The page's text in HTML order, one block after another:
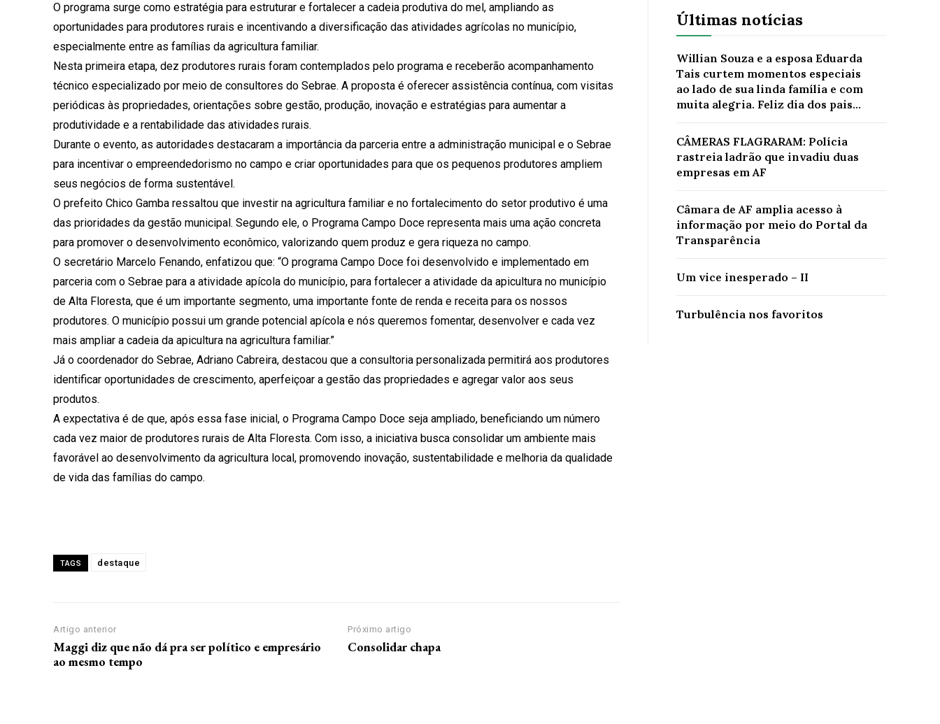
O programa surge como estratégia para estruturar e fortalecer a cadeia produtiva do mel, ampliando as
oportunidades para produtores rurais e incentivando a diversificação das atividades agrícolas no município,
especialmente entre as famílias da agricultura familiar.
Nesta primeira etapa, dez produtores rurais foram contemplados pelo programa e receberão acompanhamento
técnico especializado por meio de consultores do Sebrae. A proposta é oferecer assistência contínua, com visitas
periódicas às propriedades, orientações sobre gestão, produção, inovação e estratégias para aumentar a
produtividade e a rentabilidade das atividades rurais.
Durante o evento, as autoridades destacaram a importância da parceria entre a administração municipal e o Sebrae
para incentivar o empreendedorismo no campo e criar oportunidades para que os pequenos produtores ampliem
seus negócios de forma sustentável.
O prefeito Chico Gamba ressaltou que investir na agricultura familiar e no fortalecimento do setor produtivo é uma
das prioridades da gestão municipal. Segundo ele, o Programa Campo Doce representa mais uma ação concreta
para promover o desenvolvimento econômico, valorizando quem produz e gera riqueza no campo.
O secretário Marcelo Fenando, enfatizou que: “O programa Campo Doce foi desenvolvido e implementado em
parceria com o Sebrae para a atividade apícola do município, para fortalecer a atividade da apicultura no município
de Alta Floresta, que é um importante segmento, uma importante fonte de renda e receita para os nossos
produtores. O município possui um grande potencial apícola e nós queremos fomentar, desenvolver e cada vez
mais ampliar a cadeia da apicultura na agricultura familiar.”
Já o coordenador do Sebrae, Adriano Cabreira, destacou que a consultoria personalizada permitirá aos produtores
identificar oportunidades de crescimento, aperfeiçoar a gestão das propriedades e agregar valor aos seus
produtos.
A expectativa é de que, após essa fase inicial, o Programa Campo Doce seja ampliado, beneficiando um número
cada vez maior de produtores rurais de Alta Floresta. Com isso, a iniciativa busca consolidar um ambiente mais
favorável ao desenvolvimento da agricultura local, promovendo inovação, sustentabilidade e melhoria da qualidade
de vida das famílias do campo.
TAGS destaque
Artigo anterior
Maggi diz que não dá pra ser político e empresário
ao mesmo tempo
Próximo artigo
Consolidar chapa
Últimas notícias
Willian Souza e a esposa Eduarda
Tais curtem momentos especiais
ao lado de sua linda família e com
muita alegria. Feliz dia dos pais...
CÂMERAS FLAGRARAM: Polícia
rastreia ladrão que invadiu duas
empresas em AF
Câmara de AF amplia acesso à
informação por meio do Portal da
Transparência
Um vice inesperado – II
Turbulência nos favoritos